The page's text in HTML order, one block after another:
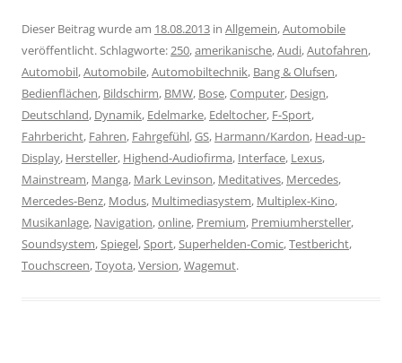
Dieser Beitrag wurde am 18.08.2013 in Allgemein,Automobile
veröffentlicht. Schlagworte:250,amerikanische,Audi,Autofahren,
Automobil,Automobile,Automobiltechnik, Bang & Olufsen,
Bedienflächen, Bildschirm, BMW, Bose,Computer, Design,
Deutschland, Dynamik, Edelmarke, Edeltocher, F-Sport,
Fahrbericht, Fahren, Fahrgefühl,GS, Harmann/Kardon, Head-up-
Display, Hersteller, Highend-Audiofirma, Interface, Lexus,
Mainstream, Manga, Mark Levinson, Meditatives, Mercedes,
Mercedes-Benz, Modus, Multimediasystem, Multiplex-Kino,
Musikanlage, Navigation,online, Premium, Premiumhersteller,
Soundsystem,Spiegel,Sport,Superhelden-Comic,Testbericht,
Touchscreen,Toyota,Version,Wagemut.